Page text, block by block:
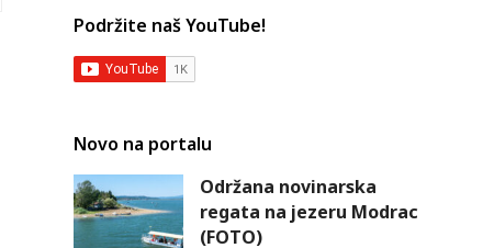
Podržite naš YouTube!
Novo na portalu
Održana novinarska
regata na jezeru Modrac
(FOTO)